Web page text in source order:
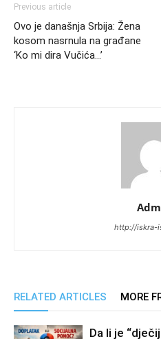
Previous article
Ovo je današnja Srbija: Žena
kosom nasrnula na građane
‘Ko mi dira Vučića…’
http://iskra-
RELATED ARTICLES MORE
Da li je